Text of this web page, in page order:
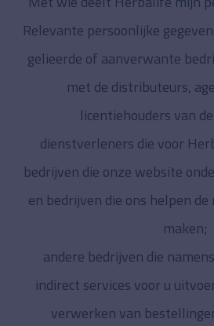
Relevante persoonlijke
gelieerde of aanverwante
met de distributeurs,
licentiehouders van
dienstverleners die voor
bedrijven die onze website
en bedrijven die ons helpen
maken;
andere bedrijven die
indirect services voor u
verwerken van